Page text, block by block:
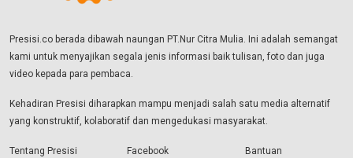
Presisi.co berada dibawah naungan PT.Nur Citra Mulia. Ini adalah semangat
kami untuk menyajikan segala jenis informasi baik tulisan, foto dan juga
video kepada para pembaca.
Kehadiran Presisi diharapkan mampu menjadi salah satu media alternatif
yang konstruktif, kolaboratif dan mengedukasi masyarakat.
Tentang Presisi Facebook Bantuan